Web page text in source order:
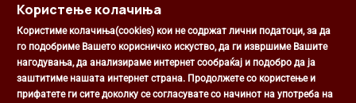
Општина Центар
Михаил Цоков бр. 1, Скопје
Користење колачиња
Користиме колачиња(cookies) кои не содржат лични податоци, за да
го подобриме Вашето корисничко искуство, да ги извршиме Вашите
нагодувања, да анализираме интернет сообраќај и подобро да ја
заштитиме нашата интернет страна. Продолжете со користење и
прифатете ги сите доколку се согласувате со начинот на употреба на